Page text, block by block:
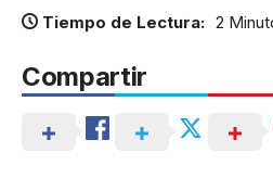
Tiempo de Lectura: 2
Compartir